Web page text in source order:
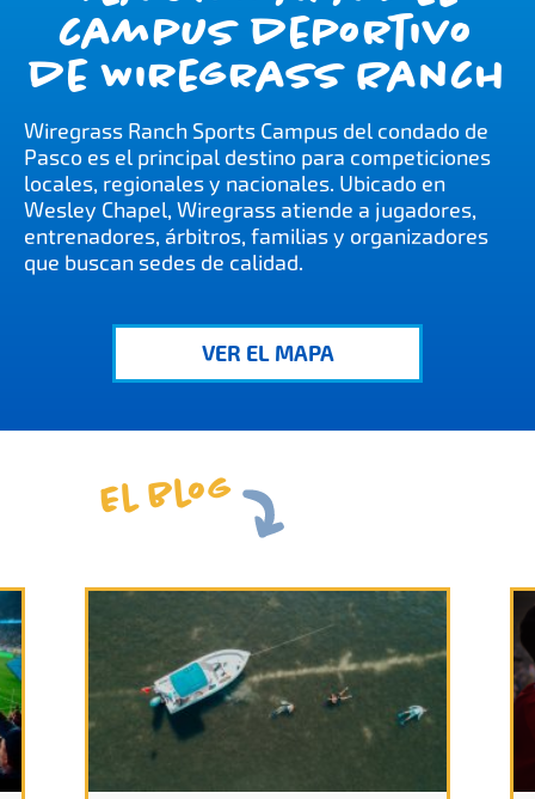
campus deportivo
de Wiregrass Ranch
Wiregrass Ranch Sports Campus del condado de
Pasco es el principal destino para competiciones
locales, regionales y nacionales. Ubicado en
Wesley Chapel, Wiregrass atiende a jugadores,
entrenadores, árbitros, familias y organizadores
que buscan sedes de calidad.
VER EL MAPA
El blog